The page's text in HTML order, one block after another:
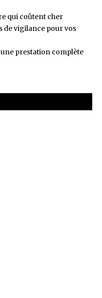
qui coûtent cher
de vigilance pour vos
prestation complète